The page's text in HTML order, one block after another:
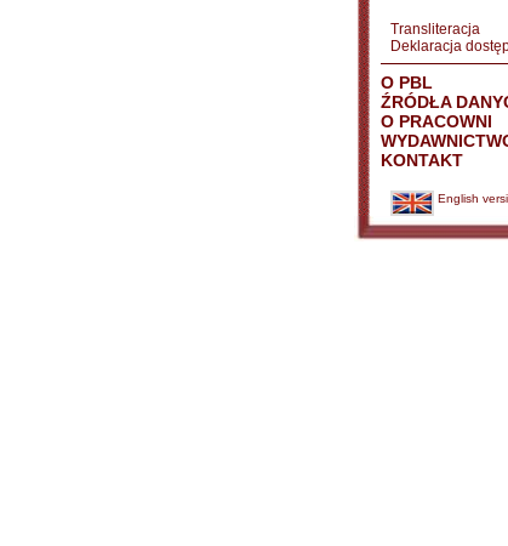
Transliteracja
Deklaracja
O PBL
ŹRÓDŁA
O PRACOWNI
KONTAKT
English